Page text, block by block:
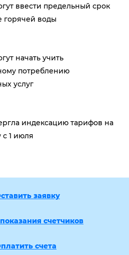
ввести предельный срок
горячей воды
начать учить
потреблению
услуг
индексацию тарифов на
с 1 июля
заявку
счетчиков
счета